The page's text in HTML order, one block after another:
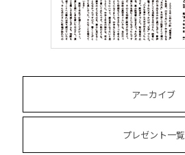
アーカイブ
プレゼント一覧